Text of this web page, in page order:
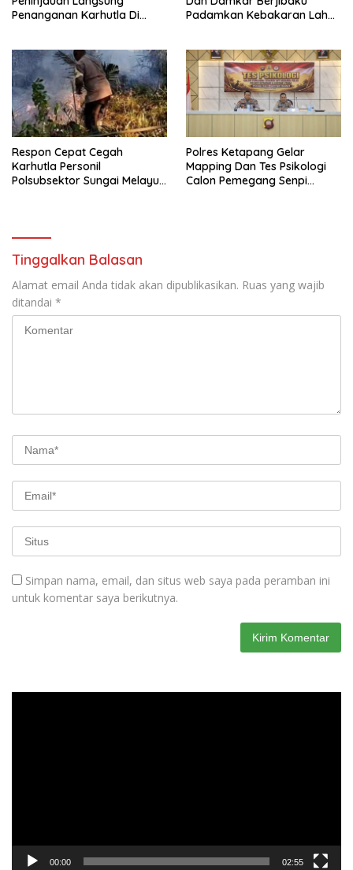
Penanganan Karhutla Di
Padamkan Kebakaran Lahan
Respon Cepat Cegah
Karhutla Personil
Polsubsektor Sungai Melayu
Polres Ketapang Gelar
Mapping Dan Tes Psikologi
Calon Pemegang Senpi
Tinggalkan Balasan
Alamat email Anda tidak akan dipublikasikan. Ruas yang wajib
ditandai *
Simpan nama, email, dan situs web saya pada peramban ini
untuk komentar saya berikutnya.
00:00 02:55